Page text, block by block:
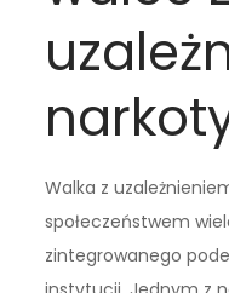
Walka z
społeczeństwem
zintegrowanego